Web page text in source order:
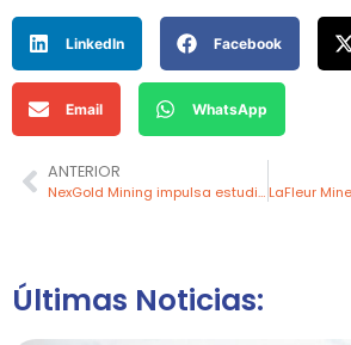
LinkedIn Facebook
Email WhatsApp
ANTERIOR
NexGold Mining impulsa estudios geofísicos aéreos en Goldboro y suma nuevo director a su directorio
Últimas Noticias: